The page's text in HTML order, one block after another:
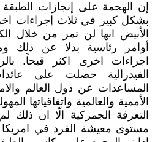
إن الهجمة على إنجازات الطبقة
بشكل كبير في ثلاث إجراءات
الأبيض انها لن تمر من خلال
أوامر رئاسية بدلا عن ذلك
اجراءات اخرى اكثر قبحاً.
الفيدرالية حصلت على
المساعدات عن دول العالم
الأممية والعالمية واتفاقياتها
التعرفة الجمركية الّا ان
مستوى معيشة الفرد في